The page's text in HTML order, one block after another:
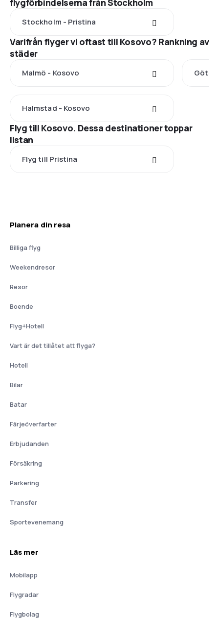
flygförbindelserna från Stockholm
Stockholm - Pristina
Varifrån flyger vi oftast till Kosovo? Rankning av
städer
Malmö - Kosovo
Halmstad - Kosovo
Flyg till Kosovo. Dessa destinationer toppar
listan
Flyg till Pristina
Planera din resa
Billiga flyg
Weekendresor
Resor
Boende
Flyg+Hotell
Vart är det tillåtet att flyga?
Hotell
Bilar
Batar
Färjeöverfarter
Erbjudanden
Försäkring
Parkering
Transfer
Sportevenemang
Läs mer
Mobilapp
Flygradar
Flygbolag